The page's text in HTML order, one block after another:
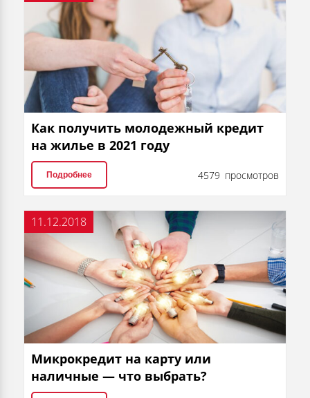
Как получить молодежный кредит
на жилье в 2021 году
Подробнее 4579 просмотров
11.12.2018
Микрокредит на карту или
наличные — что выбрать?